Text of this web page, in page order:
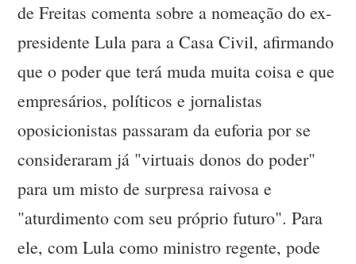
de Freitas comenta sobre a nomeação do ex-
presidente Lula para a Casa Civil, afirmando
que o poder que terá muda muita coisa e que
empresários, políticos e jornalistas
oposicionistas passaram da euforia por se
consideraram já "virtuais donos do poder"
para um misto de surpresa raivosa e
"aturdimento com seu próprio futuro". Para
ele, com Lula como ministro regente, pode